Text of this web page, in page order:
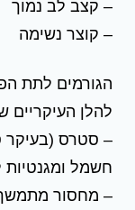
– קצב לב נמוך
– קוצר נשימה
הגורמים לתת
להלן העיקריים
– סטרס (בעיקר
חשמל ומגנטיות
– מחסור מתמשך